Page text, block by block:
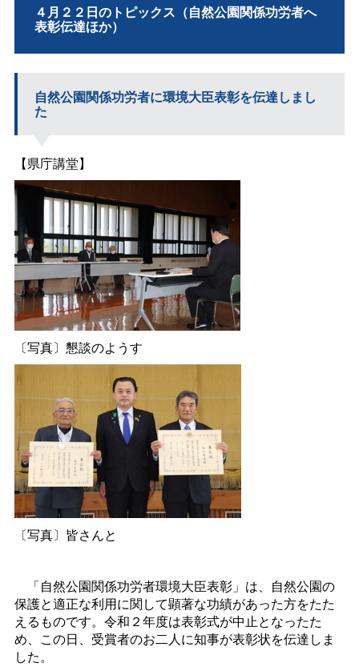
４月２２日のトピックス（自然公園関係功労者へ
表彰伝達ほか）
自然公園関係功労者に環境大臣表彰を伝達しまし
た
【県庁講堂】
〔写真〕懇談のようす
〔写真〕皆さんと
「自然公園関係功労者環境大臣表彰」は、自然公園の
保護と適正な利用に関して顕著な功績があった方をたた
えるものです。令和２年度は表彰式が中止となったた
め、この日、受賞者のお二人に知事が表彰状を伝達しま
した。